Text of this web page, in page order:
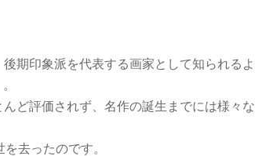
期印象派を代表する画家として知られるよ
ど評価されず、名作の誕生までには様々な
去ったのです。